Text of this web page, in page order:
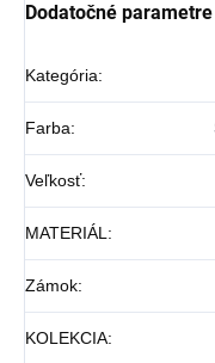
Dodatočné parametre
Kategória:
Farba:
Veľkosť:
MATERIÁL:
Zámok:
KOLEKCIA: